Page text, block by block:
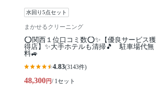
水回り5点セット
まかせるクリーニング
⭕関西１位口コミ数⭕✨【優良サービス獲
得店】✨大手ホテルも清掃🎵 駐車場代無
料🚙
4.83(3143件)
48,300円/ 1セット